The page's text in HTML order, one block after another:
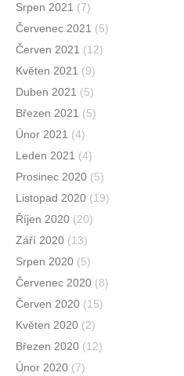
Srpen 2021 (7)
Červenec 2021 (5)
Červen 2021 (12)
Květen 2021 (9)
Duben 2021 (5)
Březen 2021 (5)
Únor 2021 (4)
Leden 2021 (4)
Prosinec 2020 (5)
Listopad 2020 (19)
Říjen 2020 (20)
Září 2020 (13)
Srpen 2020 (5)
Červenec 2020 (8)
Červen 2020 (15)
Květen 2020 (2)
Březen 2020 (12)
Únor 2020 (7)